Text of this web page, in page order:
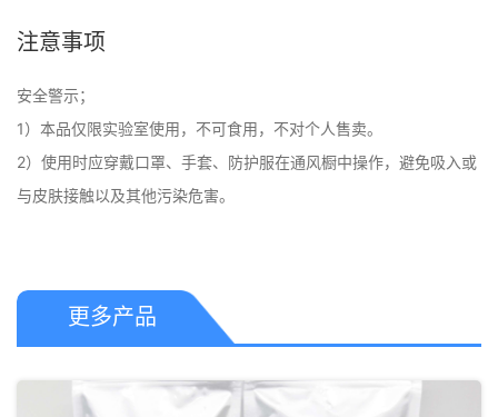
注意事项
安全警示；
1）本品仅限实验室使用，不可食用，不对个人售卖。
2）使用时应穿戴口罩、手套、防护服在通风橱中操作，避免吸入或
与皮肤接触以及其他污染危害。
更多产品